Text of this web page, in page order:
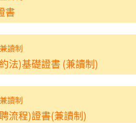
書
兼讀制
法)基礎證書 (兼讀制)
兼讀制
流程)證書(兼讀制)